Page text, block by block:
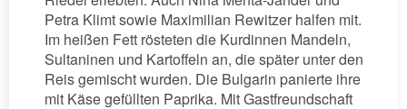
Petra Klimt sowie Maximilian Rewitzer halfen mit.
Im heißen Fett rösteten die Kurdinnen Mandeln,
Sultaninen und Kartoffeln an, die später unter den
Reis gemischt wurden. Die Bulgarin panierte ihre
mit Käse gefüllten Paprika. Mit Gastfreundschaft